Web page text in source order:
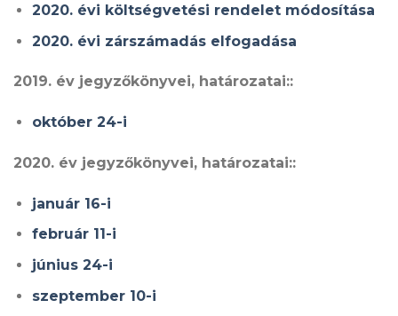
2020. évi költségvetési rendelet módosítása
2020. évi zárszámadás elfogadása
2019. év jegyzőkönyvei, határozatai::
október 24-i
2020. év jegyzőkönyvei, határozatai::
január 16-i
február 11-i
június 24-i
szeptember 10-i